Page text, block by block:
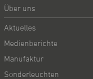
Über uns
Aktuelles
Medienberichte
Manufaktur
Sonderleuchten